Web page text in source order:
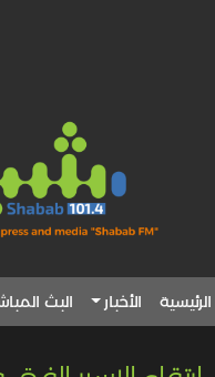
الرئيسية الأخبار البث